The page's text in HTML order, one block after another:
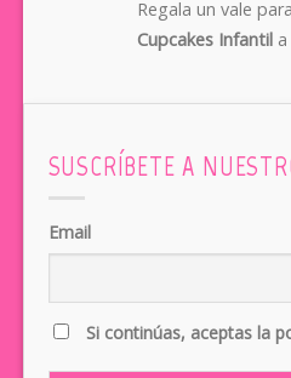
Regala un vale
Cupcakes Infantila
SUSCRÍBETE A
Email
Si continúas, aceptas la